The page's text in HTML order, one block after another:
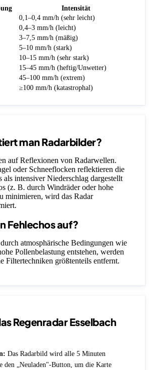
Intensität
0,1–0,4 mm/h (sehr leicht)
0,4–3 mm/h (leicht)
3–7,5 mm/h (mäßig)
5–10 mm/h (stark)
10–15 mm/h (sehr stark)
15–45 mm/h (heftig/Unwetter)
45–100 mm/h (extrem)
≥100 mm/h (katastrophal)
man Radarbilder?
auf Reflexionen von Radarwellen.
oder Schneeflocken reflektieren die
als intensiver Niederschlag dargestellt
(z. B. durch Windräder oder hohe
minimieren, wird das Radar
Fehlechos auf?
atmosphärische Bedingungen wie
Pollenbelastung entstehen, werden
Filtertechniken größtenteils entfernt.
Regenradar Esselbach
Das Radarbild wird alle 5 Minuten
den „Neuladen"-Button, um die Karte